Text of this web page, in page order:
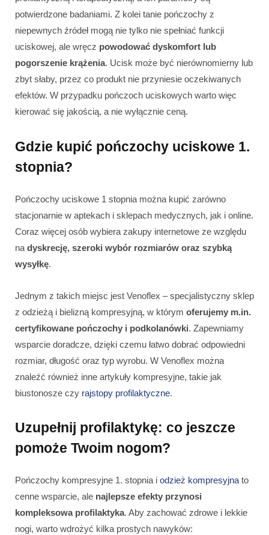
potwierdzone badaniami. Z kolei tanie pończochy z
niepewnych źródeł mogą nie tylko nie spełniać funkcji
uciskowej, ale wręcz powodować dyskomfort lub
pogorszenie krążenia. Ucisk może być nierównomierny lub
zbyt słaby, przez co produkt nie przyniesie oczekiwanych
efektów. W przypadku pończoch uciskowych warto więc
kierować się jakością, a nie wyłącznie ceną.
Gdzie kupić pończochy uciskowe 1.
stopnia?
Pończochy uciskowe 1 stopnia można kupić zarówno
stacjonarnie w aptekach i sklepach medycznych, jak i online.
Coraz więcej osób wybiera zakupy internetowe ze względu
na dyskrecję, szeroki wybór rozmiarów oraz szybką
wysyłkę.
Jednym z takich miejsc jest Venoflex – specjalistyczny sklep
z odzieżą i bielizną kompresyjną, w którym oferujemy m.in.
certyfikowane pończochy i podkolanówki. Zapewniamy
wsparcie doradcze, dzięki czemu łatwo dobrać odpowiedni
rozmiar, długość oraz typ wyrobu. W Venoflex można
znaleźć również inne artykuły kompresyjne, takie jak
biustonosze czy rajstopy profilaktyczne.
Uzupełnij profilaktykę: co jeszcze
pomoże Twoim nogom?
Pończochy kompresyjne 1. stopnia i odzież kompresyjna to
cenne wsparcie, ale najlepsze efekty przynosi
kompleksowa profilaktyka. Aby zachować zdrowe i lekkie
nogi, warto wdrożyć kilka prostych nawyków: